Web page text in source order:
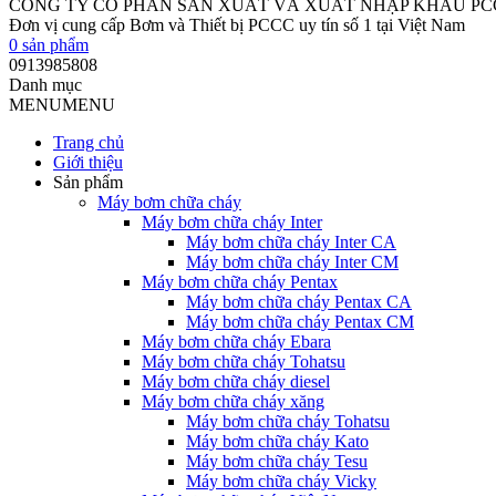
CÔNG TY CỔ PHẦN SẢN XUẤT VÀ XUẤT NHẬP KHẨU
Đơn vị cung cấp Bơm và Thiết bị PCCC uy tín số 1 tại Việt Nam
0 sản phẩm
0913985808
Danh mục
MENUMENU
Trang chủ
Giới thiệu
Sản phẩm
Máy bơm chữa cháy
Máy bơm chữa cháy Inter
Máy bơm chữa cháy Inter CA
Máy bơm chữa cháy Inter CM
Máy bơm chữa cháy Pentax
Máy bơm chữa cháy Pentax CA
Máy bơm chữa cháy Pentax CM
Máy bơm chữa cháy Ebara
Máy bơm chữa cháy Tohatsu
Máy bơm chữa cháy diesel
Máy bơm chữa cháy xăng
Máy bơm chữa cháy Tohatsu
Máy bơm chữa cháy Kato
Máy bơm chữa cháy Tesu
Máy bơm chữa cháy Vicky